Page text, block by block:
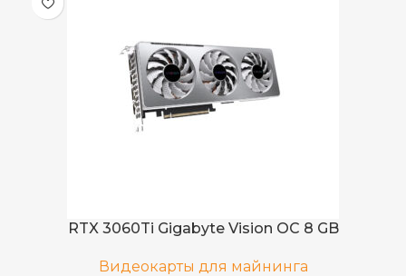
RTX 3060Ti Gigabyte Vision OC 8 GB
Видеокарты для майнинга